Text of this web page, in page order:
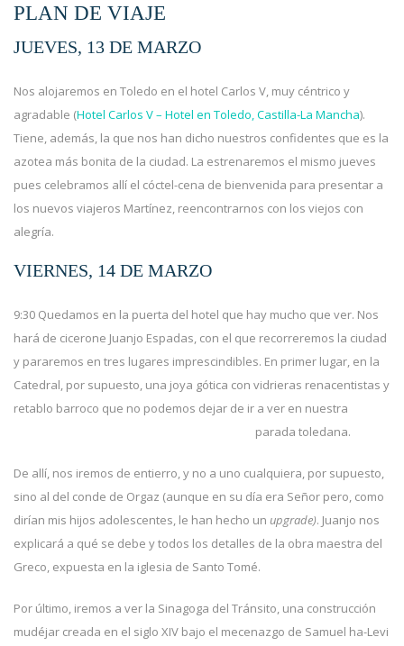
PLAN DE VIAJE
JUEVES, 13 DE MARZO
Nos alojaremos en Toledo en el hotel Carlos V, muy céntrico y
agradable (Hotel Carlos V – Hotel en Toledo, Castilla-La Mancha).
Tiene, además, la que nos han dicho nuestros confidentes que es la
azotea más bonita de la ciudad. La estrenaremos el mismo jueves
pues celebramos allí el cóctel-cena de bienvenida para presentar a
los nuevos viajeros Martínez, reencontrarnos con los viejos con
alegría.
VIERNES, 14 DE MARZO
9:30 Quedamos en la puerta del hotel que hay mucho que ver. Nos
hará de cicerone Juanjo Espadas, con el que recorreremos la ciudad
y pararemos en tres lugares imprescindibles. En primer lugar, en la
Catedral, por supuesto, una joya gótica con vidrieras renacentistas y
retablo barroco que no podemos dejar de ir a ver en nuestra
parada toledana.
De allí, nos iremos de entierro, y no a uno cualquiera, por supuesto,
sino al del conde de Orgaz (aunque en su día era Señor pero, como
dirían mis hijos adolescentes, le han hecho un upgrade). Juanjo nos
explicará a qué se debe y todos los detalles de la obra maestra del
Greco, expuesta en la iglesia de Santo Tomé.
Por último, iremos a ver la Sinagoga del Tránsito, una construcción
mudéjar creada en el siglo XIV bajo el mecenazgo de Samuel ha-Levi